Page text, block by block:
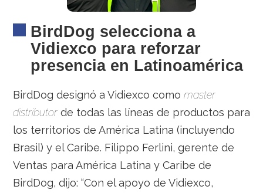
BirdDog selecciona a
Vidiexco para reforzar
presencia en Latinoamérica
BirdDog designó a Vidiexco como master
distributor de todas las líneas de productos para
los territorios de América Latina (incluyendo
Brasil) y el Caribe. Filippo Ferlini, gerente de
Ventas para América Latina y Caribe de
BirdDog, dijo: “Con el apoyo de Vidiexco,